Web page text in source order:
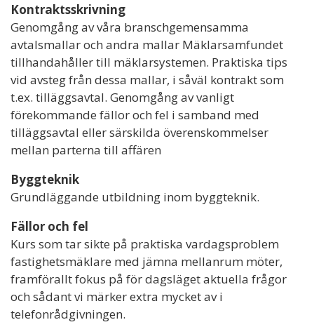
Kontraktsskrivning
Genomgång av våra branschgemensamma
avtalsmallar och andra mallar Mäklarsamfundet
tillhandahåller till mäklarsystemen. Praktiska tips
vid avsteg från dessa mallar, i såväl kontrakt som
t.ex. tilläggsavtal. Genomgång av vanligt
förekommande fällor och fel i samband med
tilläggsavtal eller särskilda överenskommelser
mellan parterna till affären
Byggteknik
Grundläggande utbildning inom byggteknik.
Fällor och fel
Kurs som tar sikte på praktiska vardagsproblem
fastighetsmäklare med jämna mellanrum möter,
framförallt fokus på för dagsläget aktuella frågor
och sådant vi märker extra mycket av i
telefonrådgivningen.